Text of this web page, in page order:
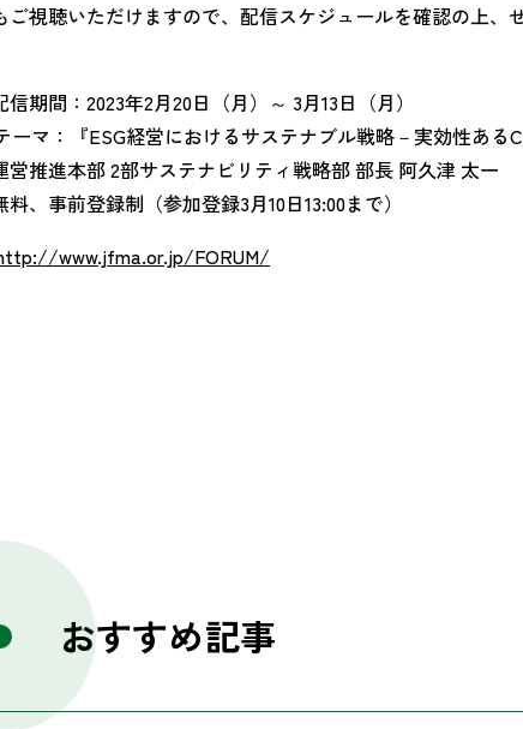
視聴いただけますので、配信スケジュールを確認の上、
期間：2023年2月20日（月）～ 3月13日（月）
ーマ：『ESG経営におけるサステナブル戦略－実効性ある
営推進本部 2部サステナビリティ戦略部 部長 阿久津 太一
、事前登録制（参加登録3月10日13:00まで）
www.jfma.or.jp/FORUM/
おすすめ記事